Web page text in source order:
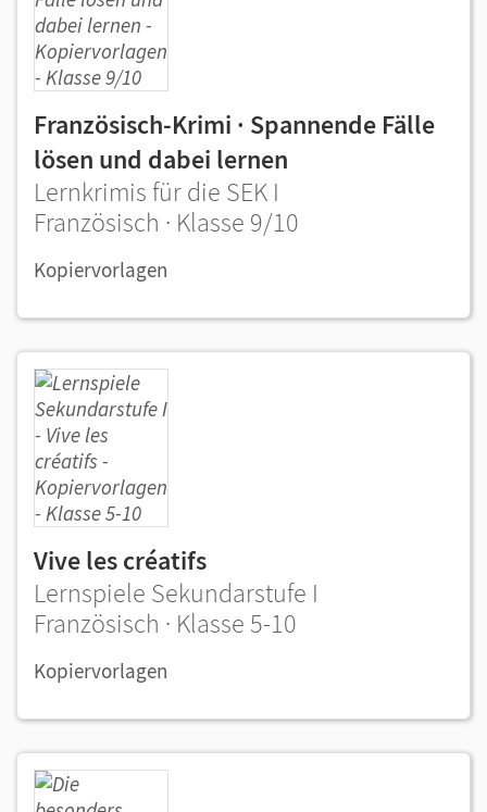
Französisch-Krimi · Spannende Fälle
lösen und dabei lernen
Lernkrimis für die SEK I
Französisch · Klasse 9/10
Kopiervorlagen
Vive les créatifs
Lernspiele Sekundarstufe I
Französisch · Klasse 5-10
Kopiervorlagen